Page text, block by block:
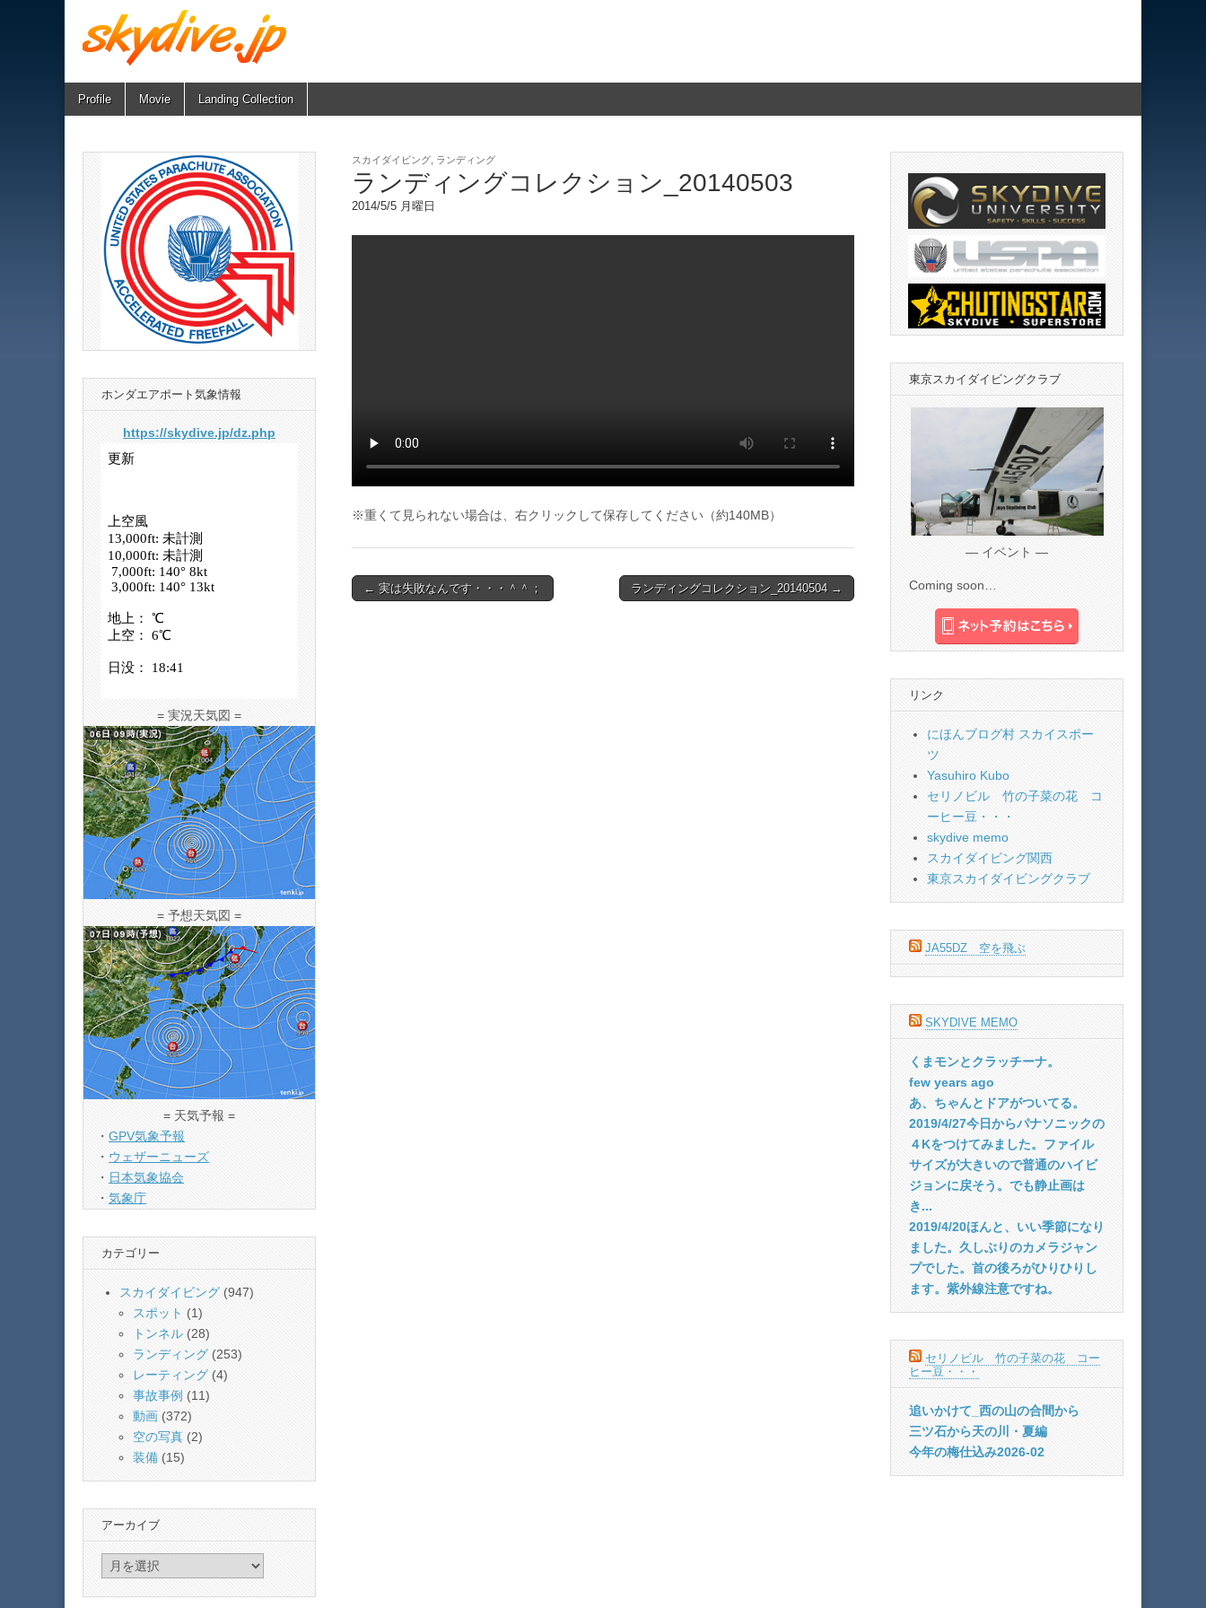
skydive.jp
Main
menu
Skip
Profile Movie Landing Collection
スカイダイビング ランディング
ランディングコレクション_20140503
2014/5/5 月曜日
※重くて見られない場合は、右クリックして保存してください（約140MB）
Post
← 実は失敗なんです・・・＾＾； ランディングコレクション_20140504 →
ホンダエアポート気象情報
https://skydive.jp/dz.php
= 実況天気図 =
= 予想天気図 =
= 天気予報 =
・ GPV気象予報
・ ウェザーニューズ
・ 日本気象協会
・ 気象庁
カテゴリー
スカイダイビング (947)
スポット (1)
トンネル (28)
ランディング(253)
レーティング(4)
事故事例 (11)
動画 (372)
空の写真 (2)
装備 (15)
アーカイブ
東京スカイダイビングクラブ
— イベント —
Coming soon…
リンク
にほんブログ村 スカイスポー
ツ
Yasuhiro Kubo
セリノビル 竹の子菜の花 コ
ーヒー豆・・・
skydive memo
スカイダイビング関西
東京スカイダイビングクラブ
JA55DZ 空を飛ぶ
SKYDIVE MEMO
くまモンとクラッチーナ。
few years ago
あ、ちゃんとドアがついてる。
2019/4/27今日からパナソニックの
４Kをつけてみました。ファイル
サイズが大きいので普通のハイビ
ジョンに戻そう。でも静止画は
き...
2019/4/20ほんと、いい季節になり
ました。久しぶりのカメラジャン
プでした。首の後ろがひりひりし
ます。紫外線注意ですね。
セリノビル 竹の子菜の花 コー
ヒー豆・・・
追いかけて_西の山の合間から
三ツ石から天の川・夏編
今年の梅仕込み2026-02